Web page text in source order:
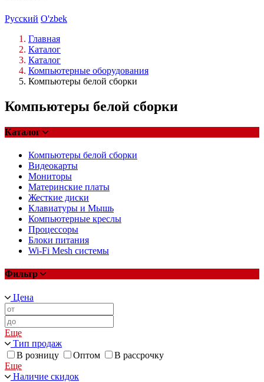
Русский O'zbek
Главная
Каталог
Каталог
Компьютерные оборудования
Компьютеры белой сборки
Компьютеры белой сборки
Каталог
Компьютеры белой сборки
Видеокарты
Мониторы
Материнские платы
Жесткие диски
Клавиатуры и Мышь
Компьютерные креслы
Процессоры
Блоки питания
Wi-Fi Mesh системы
Фильтр
Цена
Еще
Тип продаж
В розницу
Оптом
В рассрочку
Еще
Наличие скидок